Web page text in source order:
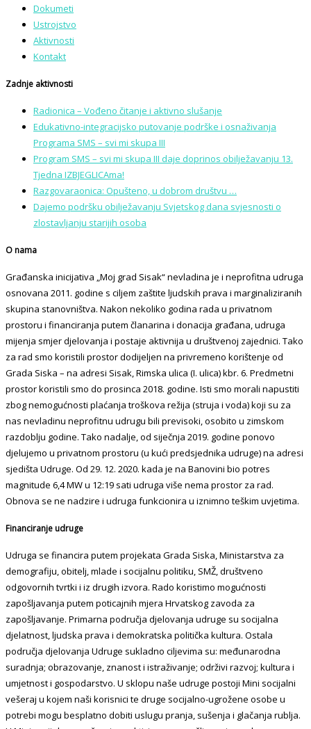
Dokumeti
Ustrojstvo
Aktivnosti
Kontakt
Zadnje aktivnosti
Radionica – Vođeno čitanje i aktivno slušanje
Edukativno-integracijsko putovanje podrške i osnaživanja
Programa SMS – svi mi skupa III
Program SMS – svi mi skupa III daje doprinos obilježavanju 13.
Tjedna IZBJEGLICAma!
Razgovaraonica: Opušteno, u dobrom društvu …
Dajemo podršku obilježavanju Svjetskog dana svjesnosti o
zlostavljanju starijih osoba
O nama
Građanska inicijativa „Moj grad Sisak“ nevladina je i neprofitna udruga
osnovana 2011. godine s ciljem zaštite ljudskih prava i marginaliziranih
skupina stanovništva. Nakon nekoliko godina rada u privatnom
prostoru i financiranja putem članarina i donacija građana, udruga
mijenja smjer djelovanja i postaje aktivnija u društvenoj zajednici. Tako
za rad smo koristili prostor dodijeljen na privremeno korištenje od
Grada Siska – na adresi Sisak, Rimska ulica (I. ulica) kbr. 6. Predmetni
prostor koristili smo do prosinca 2018. godine. Isti smo morali napustiti
zbog nemogućnosti plaćanja troškova režija (struja i voda) koji su za
nas nevladinu neprofitnu udrugu bili previsoki, osobito u zimskom
razdoblju godine. Tako nadalje, od siječnja 2019. godine ponovo
djelujemo u privatnom prostoru (u kući predsjednika udruge) na adresi
sjedišta Udruge. Od 29. 12. 2020. kada je na Banovini bio potres
magnitude 6,4 MW u 12:19 sati udruga više nema prostor za rad.
Obnova se ne nadzire i udruga funkcionira u iznimno teškim uvjetima.
Financiranje udruge
Udruga se financira putem projekata Grada Siska, Ministarstva za
demografiju, obitelj, mlade i socijalnu politiku, SMŽ, društveno
odgovornih tvrtki i iz drugih izvora. Rado koristimo mogućnosti
zapošljavanja putem poticajnih mjera Hrvatskog zavoda za
zapošljavanje. Primarna područja djelovanja udruge su socijalna
djelatnost, ljudska prava i demokratska politička kultura. Ostala
područja djelovanja Udruge sukladno ciljevima su: međunarodna
suradnja; obrazovanje, znanost i istraživanje; održivi razvoj; kultura i
umjetnost i gospodarstvo. U sklopu naše udruge postoji Mini socijalni
vešeraj u kojem naši korisnici te druge socijalno-ugrožene osobe u
potrebi mogu besplatno dobiti uslugu pranja, sušenja i glačanja rublja.